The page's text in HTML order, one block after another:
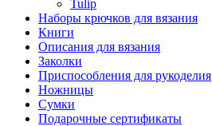
Tulip
Наборы крючков для вязания
Книги
Описания для вязания
Заколки
Приспособления для рукоделия
Ножницы
Сумки
Подарочные сертификаты